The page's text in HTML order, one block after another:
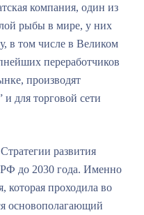
компания, один из
рыбы в мире, у них
в том числе в Великом
переработчиков
производят
для торговой сети
развития
РФ до 2030 года. Именно
которая проходила во
основополагающий